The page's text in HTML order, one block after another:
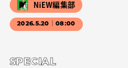
NiEW編集部
2026.5.20｜08:00
SPECIAL